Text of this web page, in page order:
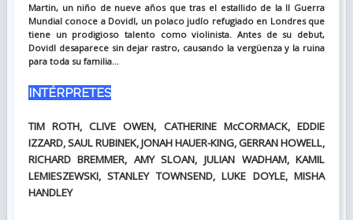
Martin, un niño de nueve años que tras el estallido de la II Guerra
Mundial conoce a Dovidl, un polaco judío refugiado en Londres que
tiene un prodigioso talento como violinista. Antes de su debut,
Dovidl desaparece sin dejar rastro, causando la vergüenza y la ruina
para toda su familia...
INTÉRPRETES
TIM ROTH, CLIVE OWEN, CATHERINE McCORMACK, EDDIE
IZZARD, SAUL RUBINEK, JONAH HAUER-KING, GERRAN HOWELL,
RICHARD BREMMER, AMY SLOAN, JULIAN WADHAM, KAMIL
LEMIESZEWSKI, STANLEY TOWNSEND, LUKE DOYLE, MISHA
HANDLEY